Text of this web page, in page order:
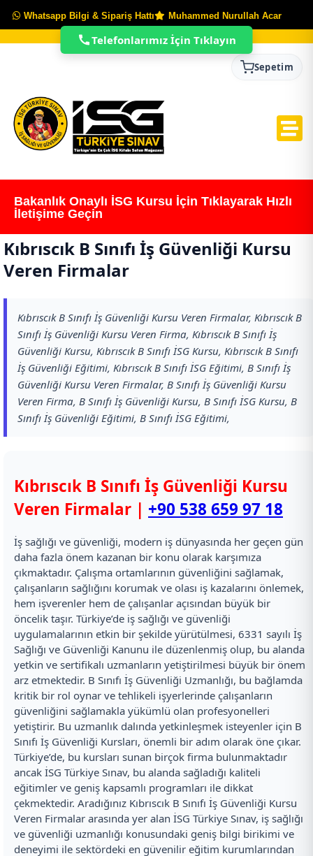
Whatsapp Bilgi & Sipariş Hattı Muhammed Nurullah Acar
Sepetim
Bakanlık Onaylı İSG Kursu İçin Tıklayarak Hızlı
İletişime Geçin
Kıbrıscık B Sınıfı İş Güvenliği Kursu
Veren Firmalar
Kıbrıscık B Sınıfı İş Güvenliği Kursu Veren Firmalar, Kıbrıscık B
Sınıfı İş Güvenliği Kursu Veren Firma, Kıbrıscık B Sınıfı İş
Güvenliği Kursu, Kıbrıscık B Sınıfı İSG Kursu, Kıbrıscık B Sınıfı
İş Güvenliği Eğitimi, Kıbrıscık B Sınıfı İSG Eğitimi, B Sınıfı İş
Güvenliği Kursu Veren Firmalar, B Sınıfı İş Güvenliği Kursu
Veren Firma, B Sınıfı İş Güvenliği Kursu, B Sınıfı İSG Kursu, B
Sınıfı İş Güvenliği Eğitimi, B Sınıfı İSG Eğitimi,
Kıbrıscık B Sınıfı İş Güvenliği Kursu
Veren Firmalar | +90 538 659 97 18
İş sağlığı ve güvenliği, modern iş dünyasında her geçen gün
daha fazla önem kazanan bir konu olarak karşımıza
çıkmaktadır. Çalışma ortamlarının güvenliğini sağlamak,
çalışanların sağlığını korumak ve olası iş kazalarını önlemek,
hem işverenler hem de çalışanlar açısından büyük bir
öncelik taşır. Türkiye’de iş sağlığı ve güvenliği
uygulamalarının etkin bir şekilde yürütülmesi, 6331 sayılı İş
Sağlığı ve Güvenliği Kanunu ile düzenlenmiş olup, bu alanda
yetkin ve sertifikalı uzmanların yetiştirilmesi büyük bir önem
arz etmektedir. B Sınıfı İş Güvenliği Uzmanlığı, bu bağlamda
kritik bir rol oynar ve tehlikeli işyerlerinde çalışanların
güvenliğini sağlamakla yükümlü olan profesyonelleri
yetiştirir. Bu uzmanlık dalında yetkinleşmek isteyenler için B
Sınıfı İş Güvenliği Kursları, önemli bir adım olarak öne çıkar.
Türkiye’de, bu kursları sunan birçok firma bulunmaktadır
ancak İSG Türkiye Sınav, bu alanda sağladığı kaliteli
eğitimler ve geniş kapsamlı programları ile dikkat
çekmektedir. Aradığınız Kıbrıscık B Sınıfı İş Güvenliği Kursu
Veren Firmalar arasında yer alan İSG Türkiye Sınav, iş sağlığı
ve güvenliği uzmanlığı konusundaki geniş bilgi birikimi ve
deneyimi ile sektördeki en güvenilir eğitim kurumlarından
Telefonlarımız İçin Tıklayın